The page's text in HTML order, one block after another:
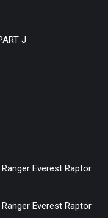
J
Everest Raptor
Everest Raptor